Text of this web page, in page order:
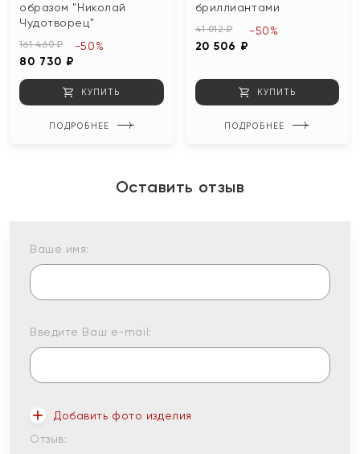
образом "Николай
Чудотворец"
161 460 ₽
80 730 ₽
-50%
КУПИТЬ
ПОДРОБНЕЕ
бриллиантами
41 012 ₽
20 506 ₽
-50%
КУПИТЬ
ПОДРОБНЕЕ
Оставить отзыв
Ваше имя:
Введите Ваш e-mail:
Добавить фото изделия
Отзыв: